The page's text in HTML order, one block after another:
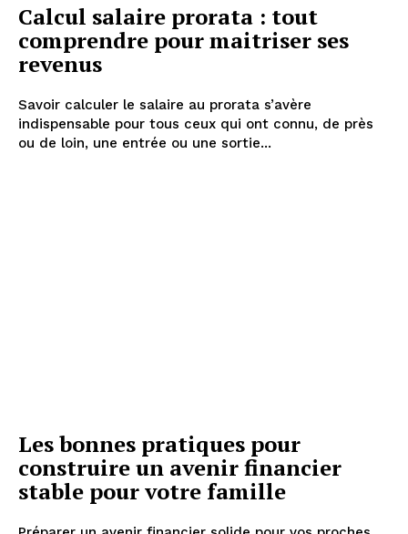
Calcul salaire prorata : tout
comprendre pour maitriser ses
revenus
Savoir calculer le salaire au prorata s’avère
indispensable pour tous ceux qui ont connu, de près
ou de loin, une entrée ou une sortie...
Les bonnes pratiques pour
construire un avenir financier
stable pour votre famille